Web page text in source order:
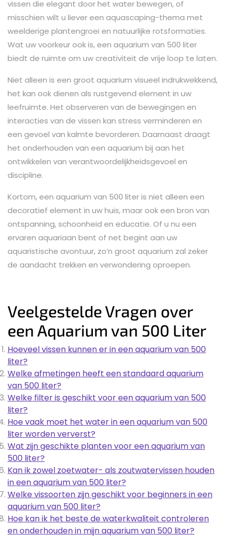
vissen die elegant door het water bewegen, of
misschien wilt u liever een aquascaping-thema met
weelderige plantengroei en natuurlijke rotsformaties.
Wat uw voorkeur ook is, een aquarium van 500 liter
biedt de ruimte om uw creativiteit de vrije loop te laten.
Niet alleen is een groot aquarium visueel indrukwekkend,
het kan ook dienen als rustgevend element in uw
leefruimte. Het observeren van de bewegingen en
interacties van de vissen kan stress verminderen en
een gevoel van kalmte bevorderen. Daarnaast draagt
het onderhouden van een aquarium bij aan het
ontwikkelen van verantwoordelijkheidsgevoel en
discipline.
Kortom, een aquarium van 500 liter is niet alleen een
decoratief element in uw huis, maar ook een bron van
ontspanning, schoonheid en educatie. Of u nu een
ervaren aquariaan bent of net begint aan uw
aquaristische avontuur, zo’n groot aquarium zal zeker
de aandacht trekken en verwondering oproepen.
Veelgestelde Vragen over
een Aquarium van 500 Liter
Hoeveel vissen kunnen er in een aquarium van 500
liter?
Welke afmetingen heeft een standaard aquarium
van 500 liter?
Welke filter is geschikt voor een aquarium van 500
liter?
Hoe vaak moet het water in een aquarium van 500
liter worden ververst?
Wat zijn geschikte planten voor een aquarium van
500 liter?
Kan ik zowel zoetwater- als zoutwatervissen houden
in een aquarium van 500 liter?
Welke vissoorten zijn geschikt voor beginners in een
aquarium van 500 liter?
Hoe kan ik het beste de waterkwaliteit controleren
en onderhouden in mijn aquarium van 500 liter?